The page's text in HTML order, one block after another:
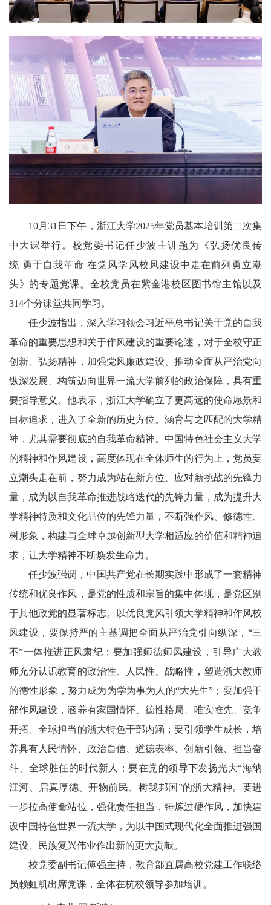
10月31日下午，浙江大学2025年党员基本培训第二次集
中大课举行。校党委书记任少波主讲题为《弘扬优良传
统 勇于自我革命 在党风学风校风建设中走在前列勇立潮
头》的专题党课。全校党员在紫金港校区图书馆主馆以及
314个分课堂共同学习。
任少波指出，深入学习领会习近平总书记关于党的自我
革命的重要思想和关于作风建设的重要论述，对于全校守正
创新、弘扬精神，加强党风廉政建设、推动全面从严治党向
纵深发展、构筑迈向世界一流大学前列的政治保障，具有重
要指导意义。他表示，浙江大学确立了更高远的使命愿景和
目标追求，进入了全新的历史方位。涵育与之匹配的大学精
神，尤其需要彻底的自我革命精神。中国特色社会主义大学
的精神和作风建设，高度体现在全体师生的行为上，党员要
立潮头走在前，努力成为站在新方位、应对新挑战的先锋力
量，成为以自我革命推进战略迭代的先锋力量，成为提升大
学精神特质和文化品位的先锋力量，不断强作风、修德性、
树形象，构建与全球卓越创新型大学相适应的价值和精神追
求，让大学精神不断焕发生命力。
任少波强调，中国共产党在长期实践中形成了一套精神
传统和优良作风，是党的性质和宗旨的集中体现，是党区别
于其他政党的显著标志。以优良党风引领大学精神和作风校
风建设，要保持严的主基调把全面从严治党引向纵深，“三
不”一体推进正风肃纪；要加强师德师风建设，引导广大教
师充分认识教育的政治性、人民性、战略性，塑造浙大教师
的德性形象，努力成为为学为事为人的“大先生”；要加强干
部作风建设，涵养有家国情怀、德性格局、唯实惟先、竞争
开拓、全球担当的浙大特色干部内涵；要引领学生成长，培
养具有人民情怀、政治自信、道德表率、创新引领、担当奋
斗、全球胜任的时代新人；要在党的领导下发扬光大“海纳
江河、启真厚德、开物前民、树我邦国”的浙大精神。要进
一步拉高使命站位，强化责任担当，锤炼过硬作风，加快建
设中国特色世界一流大学，为以中国式现代化全面推进强国
建设、民族复兴伟业作出新的更大贡献。
校党委副书记傅强主持，教育部直属高校党建工作联络
员赖虹凯出席党课，全体在杭校领导参加培训。